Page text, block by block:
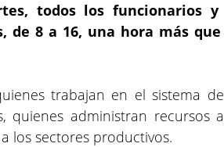
todos los funcionarios y
de 8 a 16, una hora más
trabajan en el sistema
quienes administran
los sectores productivos.